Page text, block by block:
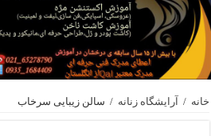
خانه / آرایشگاه زنانه / سالن زیبایی سرخاب